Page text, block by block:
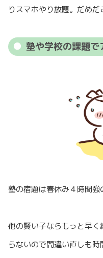
りスマホやり放題。だめだ
塾や学校の課題で
塾の宿題は春休み４時間強
他の賢い子ならもっと早
らないので間違い直しも時